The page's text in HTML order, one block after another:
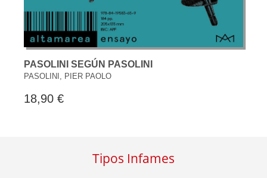
PASOLINI SEGÚN PASOLINI
PASOLINI, PIER PAOLO
18,90 €
Tipos Infames